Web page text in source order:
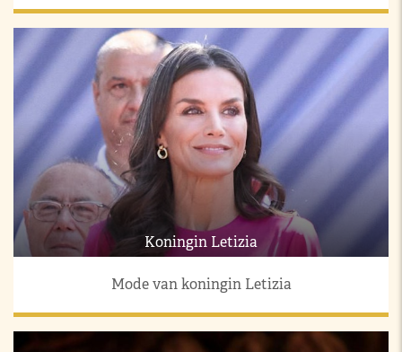
Koningin Letizia
Mode van koningin Letizia